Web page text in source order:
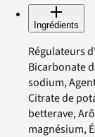
Ingrédients
Régulateurs
Bicarbonate
sodium,
Citrate de
betterave,
magnésium,